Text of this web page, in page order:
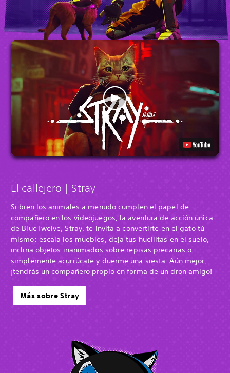
El callejero | Stray
Si bien los animales a menudo cumplen el papel de
compañero en los videojuegos, la aventura de acción única
de BlueTwelve, Stray, te invita a convertirte en el gato tú
mismo: escala los muebles, deja tus huellitas en el suelo,
inclina objetos inanimados sobre repisas precarias o
simplemente acurrúcate y duerme una siesta. Aún mejor,
¡tendrás un compañero propio en forma de un dron amigo!
Más sobre Stray